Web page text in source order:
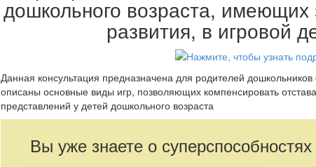
дошкольного возраста, имеющих
развития, в игровой
Данная консультация предназначена для родителей
описаны основные виды игр, позволяющих компенсировать
представлений у детей дошкольного возраста
Вы уже знаете о